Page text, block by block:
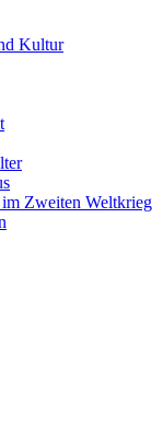
Kultur
Zweiten Weltkrieg